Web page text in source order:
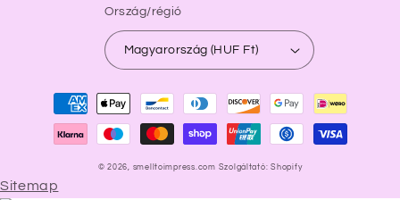
Ország/régió
Magyarország (HUF Ft)
Fizetési
módok
© 2026, smelltoimpress.com Szolgáltató: Shopify
Sitemap